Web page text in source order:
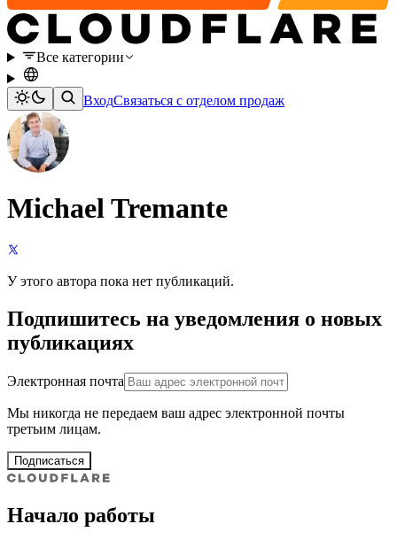
Все категории
ВходСвязаться с отделом продаж
Michael Tremante
У этого автора пока нет публикаций.
Подпишитесь на уведомления о новых
публикациях
Электронная почта
Мы никогда не передаем ваш адрес электронной почты
третьим лицам.
Подписаться
Начало работы